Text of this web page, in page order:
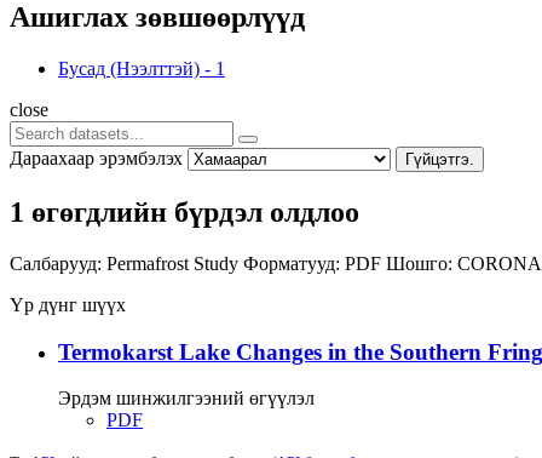
Ашиглах зөвшөөрлүүд
Бусад (Нээлттэй) - 1
close
Дараахаар эрэмбэлэх Гүйцэтгэ.
1 өгөгдлийн бүрдэл олдлоо
Салбарууд: Permafrost Study Форматууд: PDF Шошго:
Үр дүнг шүүх
Termokarst Lake Changes in the Southern
Эрдэм шинжилгээний өгүүлэл
PDF